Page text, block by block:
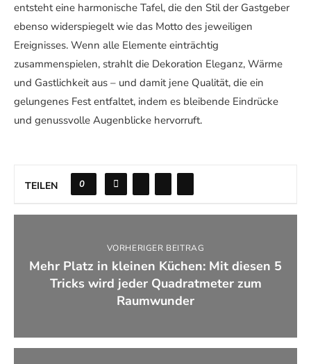
entsteht eine harmonische Tafel, die den Stil der Gastgeber
ebenso widerspiegelt wie das Motto des jeweiligen
Ereignisses. Wenn alle Elemente einträchtig
zusammenspielen, strahlt die Dekoration Eleganz, Wärme
und Gastlichkeit aus – und damit jene Qualität, die ein
gelungenes Fest entfaltet, indem es bleibende Eindrücke
und genussvolle Augenblicke hervorruft.
TEILEN 0
VORHERIGER BEITRAG
Mehr Platz in kleinen Küchen: Mit diesen 5
Tricks wird jeder Quadratmeter zum
Raumwunder